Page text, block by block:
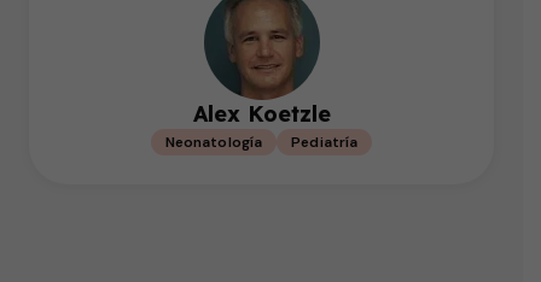
Alex Koetzle
Neonatología Pediatría